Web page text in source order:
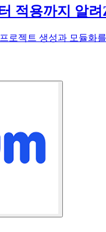
적용까지 알
로젝트 생성과 모듈화